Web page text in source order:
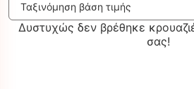
Δυστυχώς δεν βρέθηκε
σας!